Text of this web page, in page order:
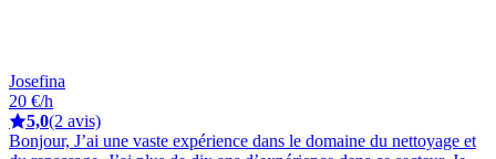
Josefina
20 €/h
5,0(2 avis)
Bonjour, J’ai une vaste expérience dans le domaine du nettoyage et